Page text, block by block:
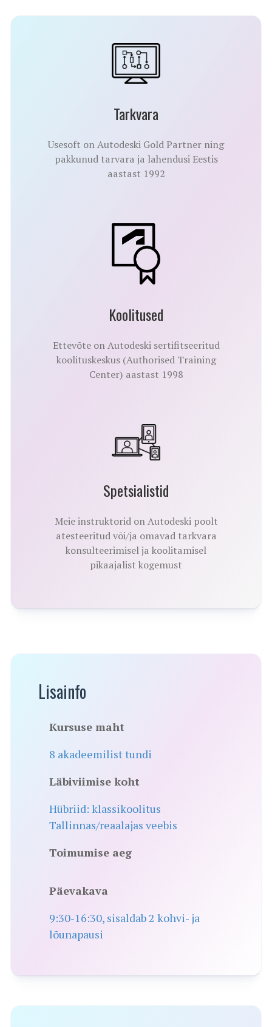
Tarkvara
Usesoft on Autodeski Gold Partner ning
pakkunud tarvara ja lahendusi Eestis
aastast 1992
Koolitused
Ettevõte on Autodeski sertifitseeritud
koolituskeskus (Authorised Training
Center) aastast 1998
Spetsialistid
Meie instruktorid on Autodeski poolt
atesteeritud või/ja omavad tarkvara
konsulteerimisel ja koolitamisel
pikaajalist kogemust
Lisainfo
Kursuse maht
8 akadeemilist tundi
Läbiviimise koht
Hübriid: klassikoolitus
Tallinnas/reaalajas veebis
Toimumise aeg
Päevakava
9:30-16:30, sisaldab 2 kohvi- ja
lõunapausi